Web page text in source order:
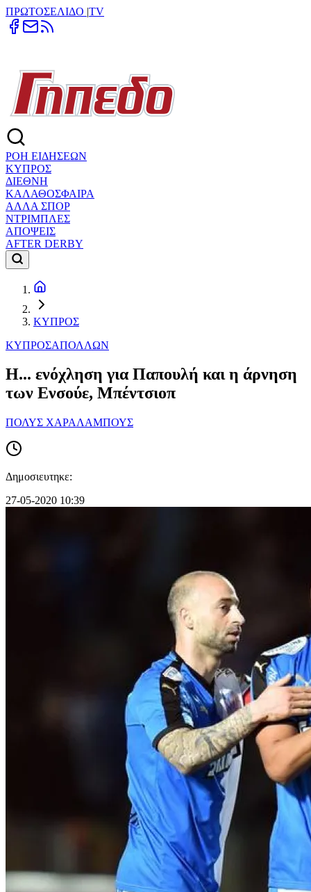
ΠΡΩΤΟΣΕΛΙΔΟ |TV
ΡΟΗ ΕΙΔΗΣΕΩΝ
ΚΥΠΡΟΣ
ΔΙΕΘΝΗ
ΚΑΛΑΘΟΣΦΑΙΡΑ
ΑΛΛΑ ΣΠΟΡ
ΝΤΡΙΜΠΛΕΣ
ΑΠΟΨΕΙΣ
AFTER DERBY
ΚΥΠΡΟΣ
ΚΥΠΡΟΣΑΠΟΛΛΩΝ
Η... ενόχληση για Παπουλή και η άρνηση
των Ενσούε, Μπέντσιοπ
ΠΟΛΥΣ ΧΑΡΑΛΑΜΠΟΥΣ
Δημοσιευτηκε:
27-05-2020 10:39